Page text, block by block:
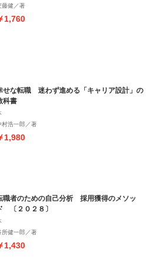
藤健／著
1,760
せな転職 迷わず進める「キャリア設計」の
科書
村浩一郎／著
1,980
職者のための自己分析 採用獲得のメソッ
〔２０２８〕
所健一郎／著
1,430